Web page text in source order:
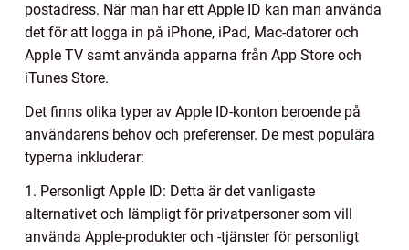
postadress. När man har ett Apple ID kan man använda
det för att logga in på iPhone, iPad, Mac-datorer och
Apple TV samt använda apparna från App Store och
iTunes Store.
Det finns olika typer av Apple ID-konton beroende på
användarens behov och preferenser. De mest populära
typerna inkluderar:
1. Personligt Apple ID: Detta är det vanligaste
alternativet och lämpligt för privatpersoner som vill
använda Apple-produkter och -tjänster för personligt